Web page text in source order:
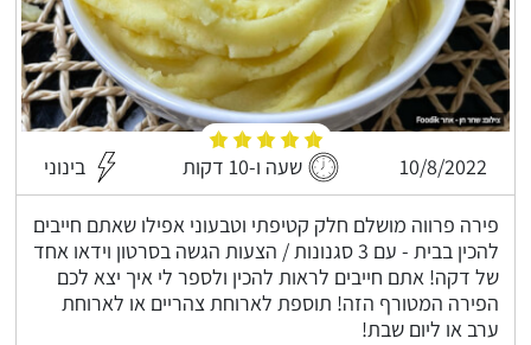
10/8/2022 שעה ו-10 דקות בינוני
פירה פרווה מושלם חלק קטיפתי וטבעוני אפילו שאתם חייבים
להכין בבית - עם 3 סגנונות / הצעות הגשה בסרטון וידאו אחד
של דקה! אתם חייבים לראות להכין ולספר לי איך יצא לכם
הפירה המטורף הזה! תוספת לארוחת צהריים או לארוחת
ערב או ליום שבת!